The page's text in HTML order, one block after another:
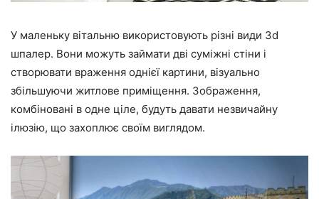
У маленьку вітальню використовують різні види 3d
шпалер. Вони можуть займати дві суміжні стіни і
створювати враження однієї картини, візуально
збільшуючи житлове приміщення. Зображення,
комбіновані в одне ціле, будуть давати незвичайну
ілюзію, що захоплює своїм виглядом.